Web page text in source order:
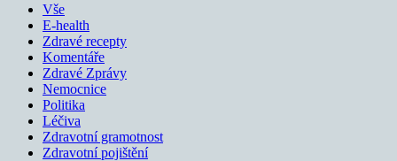
Vše
E-health
Zdravé recepty
Komentáře
Zdravé Zprávy
Nemocnice
Politika
Léčiva
Zdravotní gramotnost
Zdravotní pojištění